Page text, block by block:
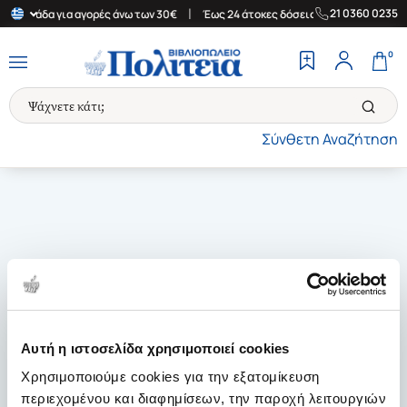
Αυτή η ιστοσελίδα χρησιμοποιεί cookies
Χρησιμοποιούμε cookies για την εξατομίκευση
περιεχομένου και διαφημίσεων, την παροχή λειτουργιών
Ελλάδα για αγορές άνω των 30€ Έως 24 άτοκες δόσεις |
21 0360 0235
Σύνθετη Αναζήτηση
0